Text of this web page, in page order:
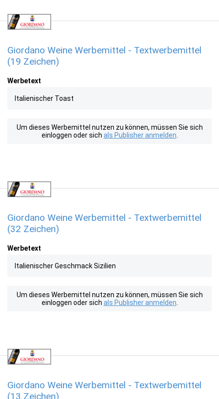
Giordano Weine Werbemittel - Textwerbemittel
(19 Zeichen)
Werbetext
Italienischer Toast
Um dieses Werbemittel nutzen zu können, müssen Sie sich
einloggen oder sich als Publisher anmelden
Giordano Weine Werbemittel - Textwerbemittel
(32 Zeichen)
Werbetext
Italienischer Geschmack Sizilien
Um dieses Werbemittel nutzen zu können, müssen Sie sich
einloggen oder sich als Publisher anmelden
Giordano Weine Werbemittel - Textwerbemittel
(13 Zeichen)